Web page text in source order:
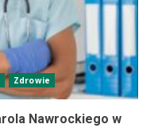
Zdrowie
Nawrockiego w